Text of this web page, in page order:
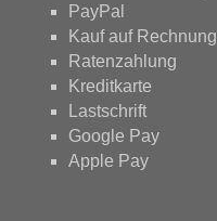
PayPal
Kauf auf Rechnung
Ratenzahlung
Kreditkarte
Lastschrift
Google Pay
Apple Pay